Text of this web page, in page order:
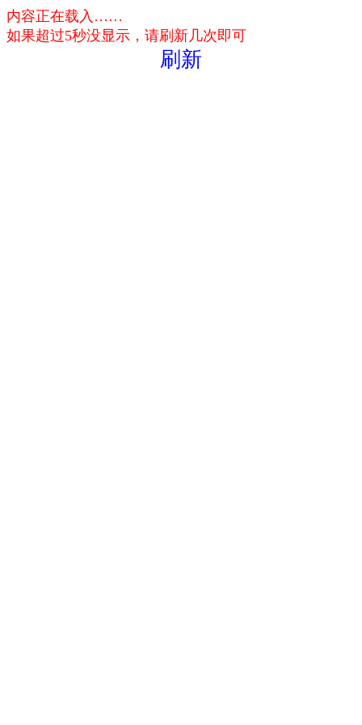
内容正在载入……
如果超过5秒没显示，请刷新几次即可
刷新